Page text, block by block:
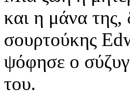
και η μάνα της,
σουρτούκης
ψόφησε ο
του.